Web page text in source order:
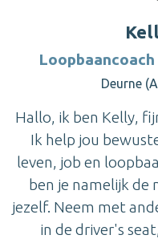
Deurne
Hallo, ik ben Kelly,
Ik help jou
leven, job en
ben je namelijk de
jezelf. Neem met
in de driver's